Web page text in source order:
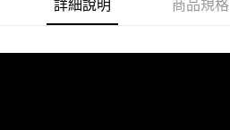
詳細說明 商品規格